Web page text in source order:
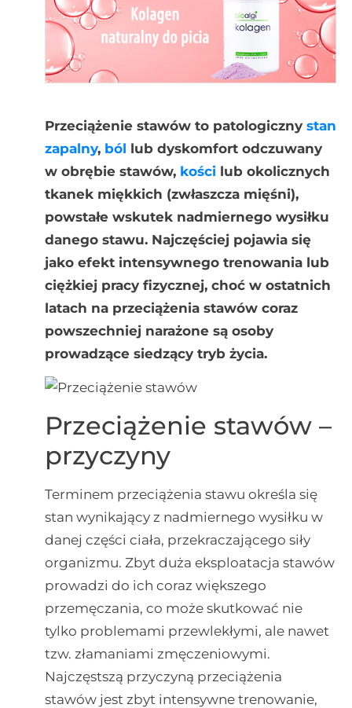
Przeciążenie stawów to patologiczny stan
zapalny, ból lub dyskomfort odczuwany
w obrębie stawów, kościlub okolicznych
tkanek miękkich (zwłaszcza mięśni),
powstałe wskutek nadmiernego wysiłku
danego stawu. Najczęściej pojawia się
jako efekt intensywnego trenowania lub
ciężkiej pracy fizycznej, choć w ostatnich
latach na przeciążenia stawów coraz
powszechniej narażone są osoby
prowadzące siedzący tryb życia.
Przeciążenie stawów –
przyczyny
Terminem przeciążenia stawu określa się
stan wynikający z nadmiernego wysiłku w
danej części ciała, przekraczającego siły
organizmu. Zbyt duża eksploatacja stawów
prowadzi do ich coraz większego
przemęczania, co może skutkować nie
tylko problemami przewlekłymi, ale nawet
tzw. złamaniami zmęczeniowymi.
Najczęstszą przyczyną przeciążenia
stawów jest zbyt intensywne trenowanie,